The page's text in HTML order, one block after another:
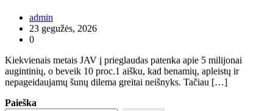
admin
23 gegužės, 2026
0
Kiekvienais metais JAV į prieglaudas patenka apie 5 milijonai
augintinių, o beveik 10 proc.1 aišku, kad benamių, apleistų ir
nepageidaujamų šunų dilema greitai neišnyks. Tačiau […]
Paieška